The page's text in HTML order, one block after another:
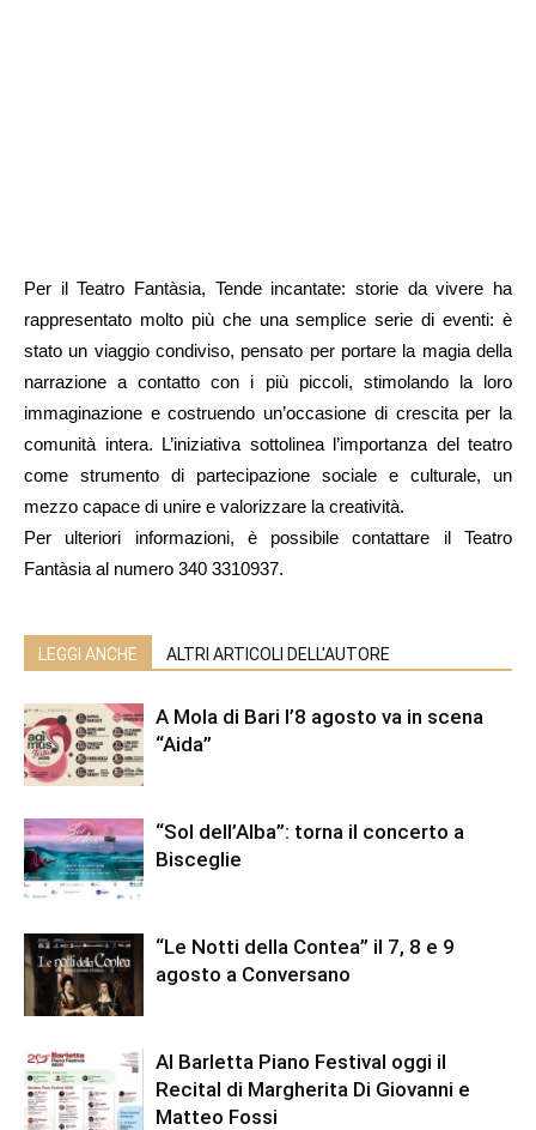
Per il Teatro Fantàsia, Tende incantate: storie da vivere ha
rappresentato molto più che una semplice serie di eventi: è
stato un viaggio condiviso, pensato per portare la magia della
narrazione a contatto con i più piccoli, stimolando la loro
immaginazione e costruendo un’occasione di crescita per la
comunità intera. L’iniziativa sottolinea l’importanza del teatro
come strumento di partecipazione sociale e culturale, un
mezzo capace di unire e valorizzare la creatività.
Per ulteriori informazioni, è possibile contattare il Teatro
Fantàsia al numero 340 3310937.
LEGGI ANCHE ALTRI ARTICOLI DELL'AUTORE
A Mola di Bari l’8 agosto va in scena
“Aida”
“Sol dell’Alba”: torna il concerto a
Bisceglie
“Le Notti della Contea” il 7, 8 e 9
agosto a Conversano
Al Barletta Piano Festival oggi il
Recital di Margherita Di Giovanni e
Matteo Fossi